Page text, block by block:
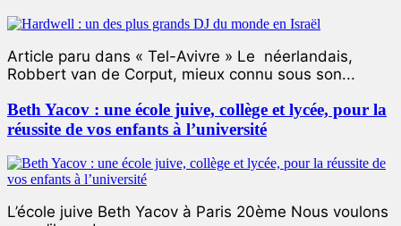
Article paru dans « Tel-Avivre » Le néerlandais,
Robbert van de Corput, mieux connu sous son...
Beth Yacov : une école juive, collège et lycée, pour la
réussite de vos enfants à l’université
L’école juive Beth Yacov à Paris 20ème Nous voulons